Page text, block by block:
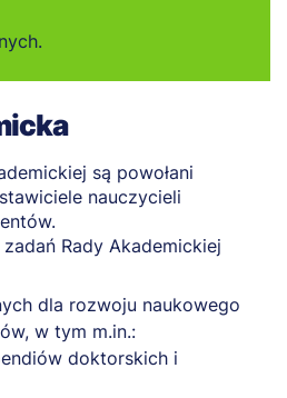
są powołani
nauczycieli
Rady Akademickiej
dla rozwoju naukowego
w tym m.in.:
doktorskich i